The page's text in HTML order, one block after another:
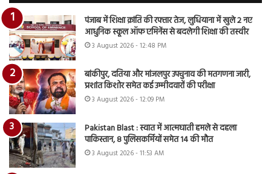
पंजाब में शिक्षा क्रांति की रफ्तार तेज, लुधियाना में खुले 2 नए
आधुनिक स्कूल ऑफ एमिनेंस से बदलेगी शिक्षा की तस्वीर
3 August 2026 - 12:48 PM
बांकीपुर, दतिया और मांजलपुर उपचुनाव की मतगणना जारी,
प्रशांत किशोर समेत कई उम्मीदवारों की परीक्षा
3 August 2026 - 12:09 PM
Pakistan Blast : स्वात में आत्मघाती हमले से दहला
पाकिस्तान, 8 पुलिसकर्मियों समेत 14 की मौत
3 August 2026 - 11:53 AM